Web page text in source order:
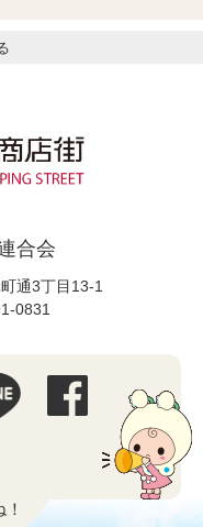
合会
通3丁目13-1
0831